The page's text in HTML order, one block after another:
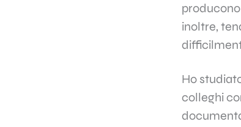
inoltre,
Ho
colleghi